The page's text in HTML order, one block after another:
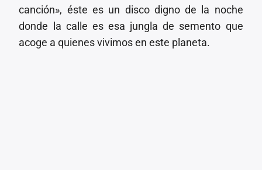
canción», éste es un disco digno de la noche
donde la calle es esa jungla de semento que
acoge a quienes vivimos en este planeta.